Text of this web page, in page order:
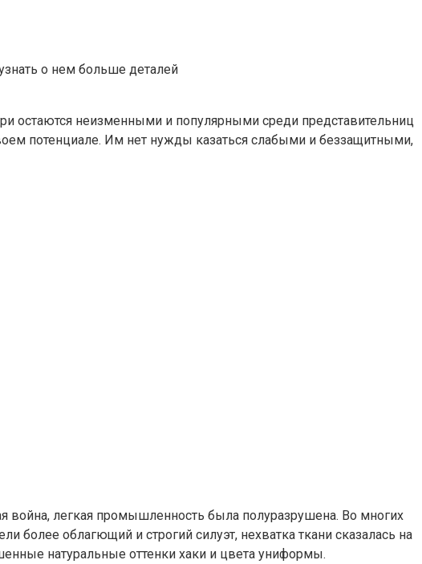
о нем больше деталей
остаются неизменными и популярными среди представительниц
потенциале. Им нет нужды казаться слабыми и беззащитными,
война, легкая промышленность была полуразрушена. Во многих
более облагющий и строгий силуэт, нехватка ткани сказалась на
натуральные оттенки хаки и цвета униформы.